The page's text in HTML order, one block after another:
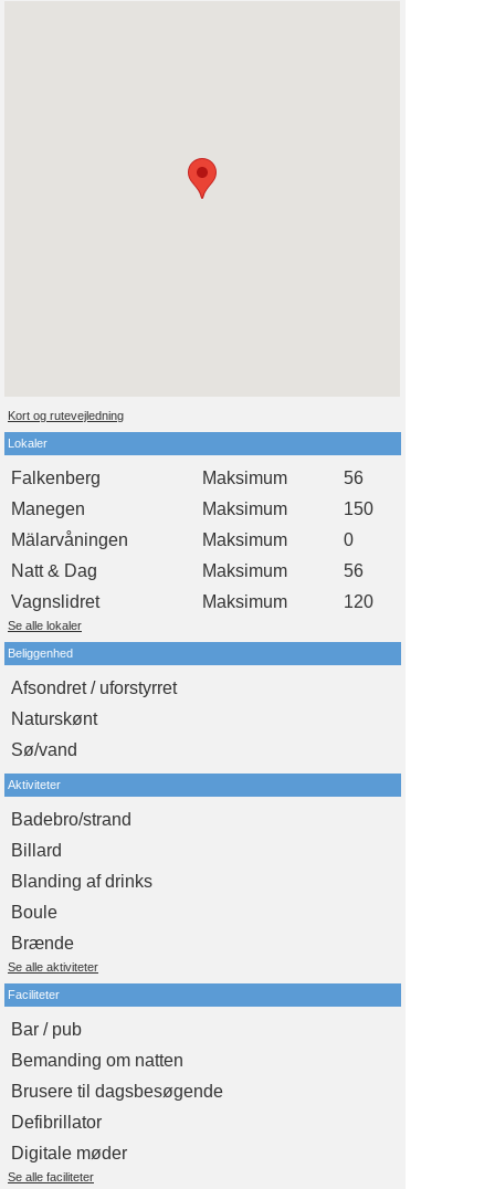
Kort og rutevejledning
Lokaler
Falkenberg Maksimum
56
Manegen
Maksimum
150
Mälarvåningen
Maksimum
0
Natt & Dag
Maksimum
56
Vagnslidret
Maksimum 120
Se alle lokaler
Beliggenhed
Afsondret / uforstyrret
Naturskønt
Sø/vand
Aktiviteter
Badebro/strand
Billard
Blanding af drinks
Boule
Brænde
Se alle aktiviteter
Faciliteter
Bar / pub
Bemanding om natten
Brusere til dagsbesøgende
Defibrillator
Digitale møder
Se alle faciliteter